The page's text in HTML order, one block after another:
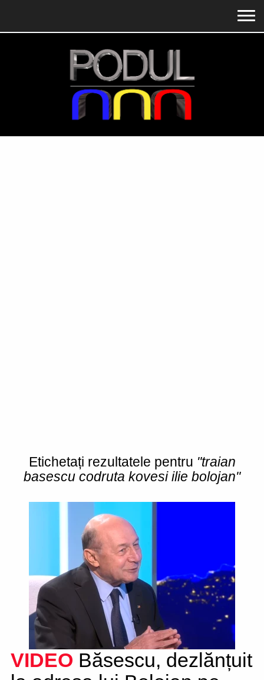
Etichetați rezultatele pentru "traian
basescu codruta kovesi ilie bolojan"
VIDEO Băsescu, dezlănțuit